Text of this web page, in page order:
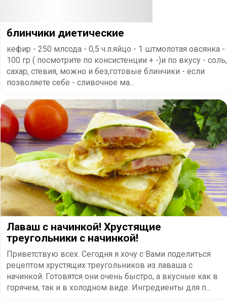
блинчики диетические
кефир - 250 млсода - 0,5 ч.л.яйцо - 1 штмолотая овсянка -
100 гр ( посмотрите по консистенции + -)и по вкусу - соль,
сахар, стевия, можно и без,готовые блинчики - если
позволяете себе - сливочное ма...
Лаваш с начинкой! Хрустящие
треугольники с начинкой!
Приветствую всех. Сегодня я хочу с Вами поделиться
рецептом хрустящих треугольников из лаваша с
начинкой. Готовятся они очень быстро, а вкусные как в
горячем, так и в холодном виде. Ингредиенты для п...